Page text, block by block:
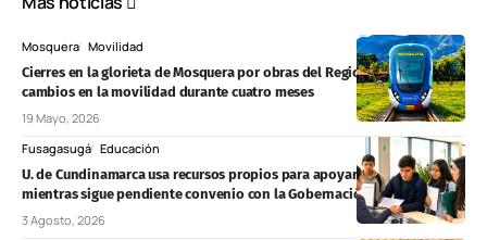
Mosquera Movilidad
Cierres en la glorieta de Mosquera por obras del RegioTram generarían
cambios en la movilidad durante cuatro meses
19 Mayo, 2026
Fusagasugá Educación
U. de Cundinamarca usa recursos propios para apoyar matrículas
mientras sigue pendiente convenio con la Gobernación
3 Agosto, 2026